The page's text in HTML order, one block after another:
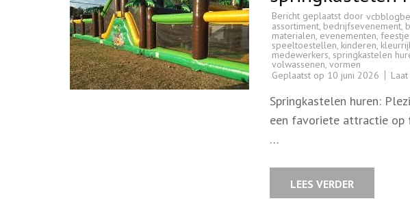
Bericht geplaatst door vcbblogbe
assortiment, bedrijfsevenement,
materialen, evenementen,
speeltoestellen, kinderen,
medewerkers, springkastelen
volwassenen, vormen
Geplaatst op 10 juni 2026
Springkastelen huren:
een favoriete attractie op
…
LEES VERDER